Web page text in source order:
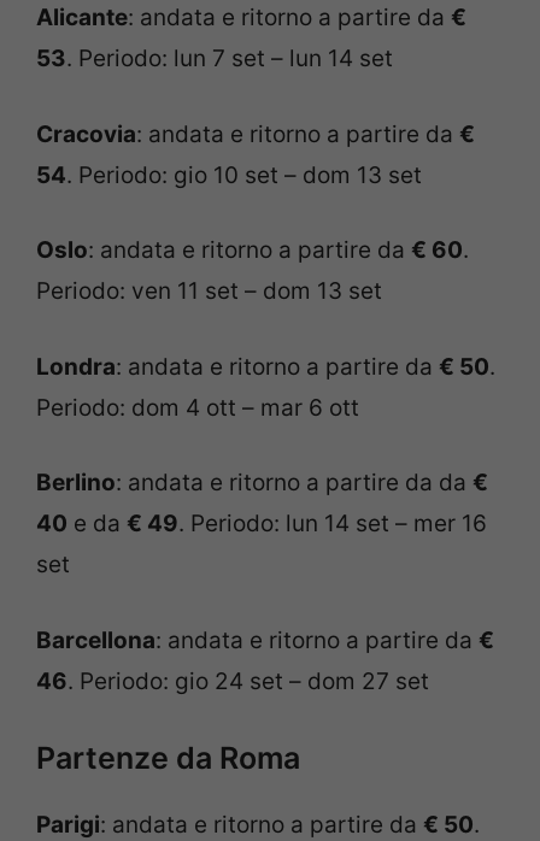
Alicante: andata e ritorno a partire da €
53. Periodo: lun 7 set – lun 14 set
Cracovia: andata e ritorno a partire da €
54. Periodo: gio 10 set – dom 13 set
Oslo: andata e ritorno a partire da € 60.
Periodo: ven 11 set – dom 13 set
Londra: andata e ritorno a partire da € 50.
Periodo: dom 4 ott – mar 6 ott
Berlino: andata e ritorno a partire da da €
40 e da € 49. Periodo: lun 14 set – mer 16
set
Barcellona: andata e ritorno a partire da €
46. Periodo: gio 24 set – dom 27 set
Partenze da Roma
Parigi: andata e ritorno a partire da € 50.